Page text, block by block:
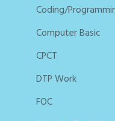
Coding/
Computer Basic
CPCT
DTP Work
FOC